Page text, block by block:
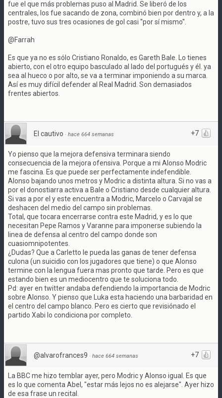
fue el que más problemas puso al Madrid. Se liberó de los
centrales, los fue sacando de zona, combinó bien por dentro y, a la
postre, tuvo sus tres ocasiones de gol casi ''por sí mismo''.
@Farrah
Es que ya no es sólo Cristiano Ronaldo, es Gareth Bale. Lo tienes
abierto, con el otro equipo basculado al lado del portugués y él. ya
sea al hueco o por alto, se va a terminar imponiendo a su marca.
Así es muy difícil defender al Real Madrid. Son demasiados
frentes abiertos.
+7
El cautivo · hace 664 semanas
Yo pienso que la mejora defensiva terminara siendo
consecuencia de la mejora ofensiva. Porque a mi Alonso Modric
me fascina. Es que puede ser perfectamente indefendible.
Alonso bajando unos metros y Modric a distinta altura. Si no vas a
por el donostiarra activa a Bale o Cristiano desde cualquier altura.
Si vas a por el y este encuentra a Modric, Marcelo o Carvajal se
deshacen del medio del campo sin problemas.
Total, que tocara encerrarse contra este Madrid, y es lo que
necesitan Pepe Ramos y Varanne para imponerse subiendo la
linea de defensa al centro del campo donde son
cuasiomnipotentes.
¿Dudas? Que a Carletto le pueda las ganas de tener defensa
culona (un suicidio con los jugadores que tiene) o que Alonso
termine con la lengua fuera mas pronto que tarde. Pero es que
estando bien es un mediocentro que te soluciona todo.
Pd: ayer en twitter andaba defendiendo la importancia de Modric
sobre Alonso. Y pienso que Luka esta haciendo una barbaridad en
el centro del campo blanco. Pero es cierto que revisiónado el
partido Xabi lo condiciona por completo.
+7
@alvarofrances9 · hace 664 semanas
La BBC me hizo temblar ayer, pero Modric y Alonso igual. Es que
es lo que comenta Abel, "estar más lejos no es alejarse". Ayer hizo
de esa frase un recital.